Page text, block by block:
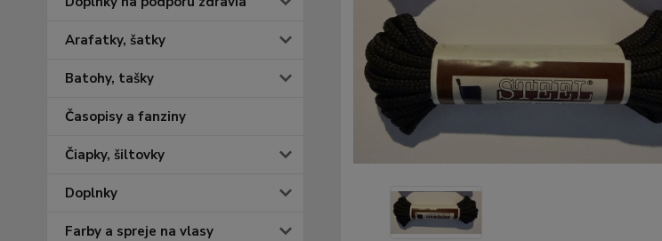
Arafatky, šatky
Batohy, tašky
Časopisy a fanziny
Čiapky, šiltovky
Doplnky
Farby a spreje na vlasy